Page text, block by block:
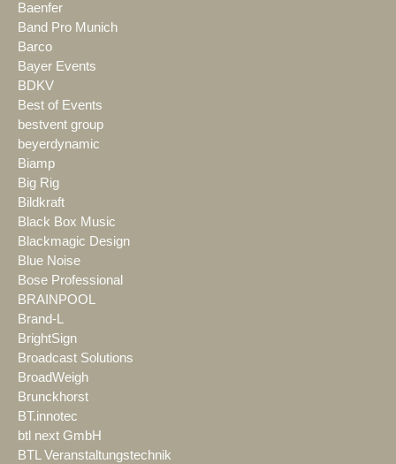
Baenfer
Band Pro Munich
Barco
Bayer Events
BDKV
Best of Events
bestvent group
beyerdynamic
Biamp
Big Rig
Bildkraft
Black Box Music
Blackmagic Design
Blue Noise
Bose Professional
BRAINPOOL
Brand-L
BrightSign
Broadcast Solutions
BroadWeigh
Brunckhorst
BT.innotec
btl next GmbH
BTL Veranstaltungstechnik